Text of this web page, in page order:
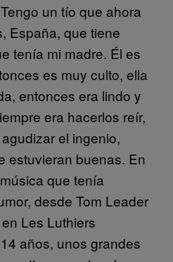
un tío que ahora
España, que tiene
tenía mi madre. Él es
es muy culto, ella
entonces era lindo y
era hacerlos reír,
el ingenio,
estuvieran buenas. En
que tenía
desde Tom Leader
Les Luthiers
años, unos grandes